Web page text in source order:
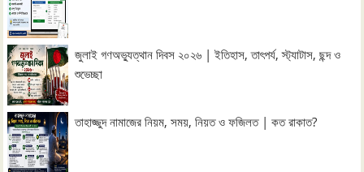
জুলাই গণঅভ্যুত্থান দিবস ২০২৬ | ইতিহাস, তাৎপর্য, স্ট্যাটাস, ছন্দ ও
শুভেচ্ছা
তাহাজ্জুদ নামাজের নিয়ম, সময়, নিয়ত ও ফজিলত | কত রাকাত?